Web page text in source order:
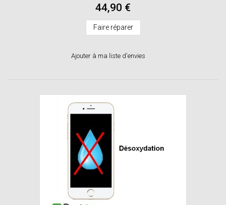
44,90 €
Faire réparer
Ajouter à ma liste d'envies